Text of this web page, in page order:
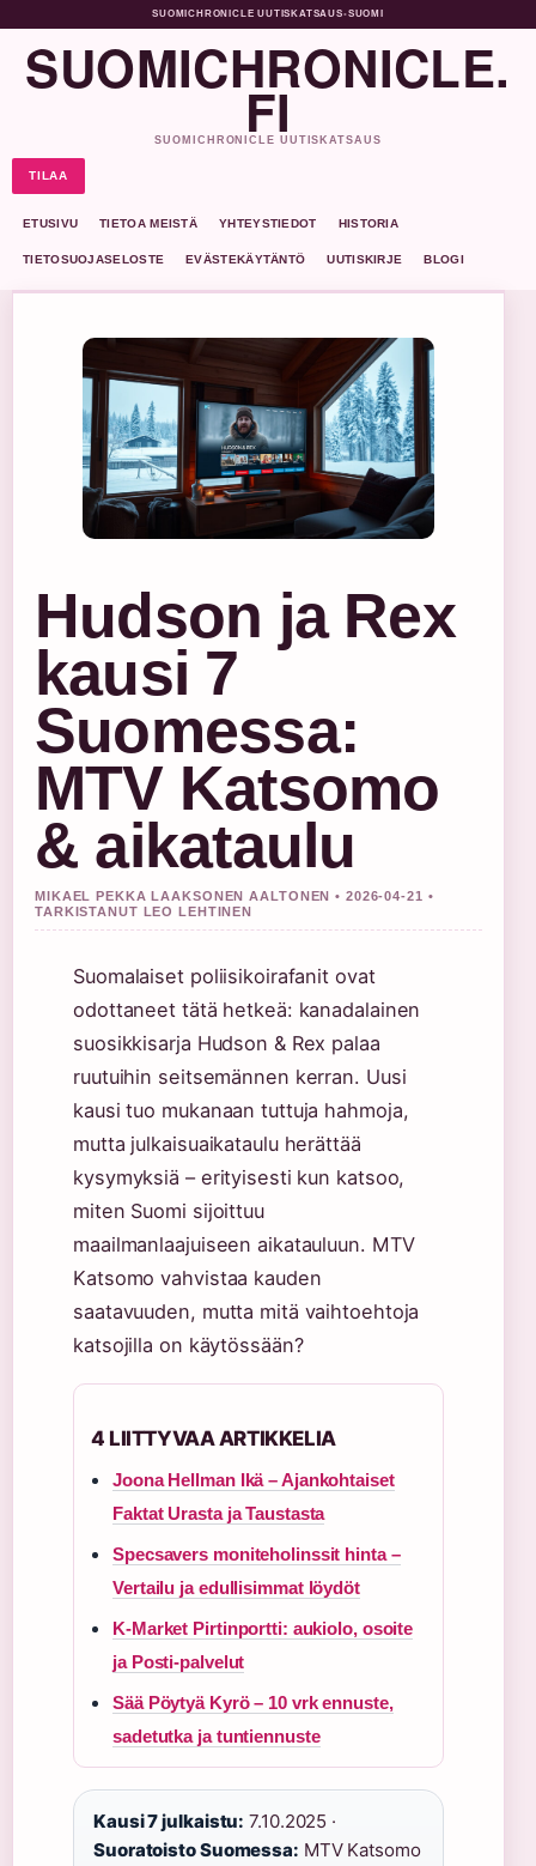
SUOMICHRONICLE UUTISKATSAUS•SUOMI
SUOMICHRONICLE.
FI
SUOMICHRONICLE UUTISKATSAUS
TILAA
ETUSIVU TIETOA MEISTÄ YHTEYSTIEDOT HISTORIA
TIETOSUOJASELOSTE EVÄSTEKÄYTÄNTÖ UUTISKIRJE BLOGI
Hudson ja Rex
kausi 7
Suomessa:
MTV Katsomo
& aikataulu
MIKAEL PEKKA LAAKSONEN AALTONEN • 2026-04-21 •
TARKISTANUT LEO LEHTINEN
Suomalaiset poliisikoirafanit ovat
odottaneet tätä hetkeä: kanadalainen
suosikkisarja Hudson & Rex palaa
ruutuihin seitsemännen kerran. Uusi
kausi tuo mukanaan tuttuja hahmoja,
mutta julkaisuaikataulu herättää
kysymyksiä – erityisesti kun katsoo,
miten Suomi sijoittuu
maailmanlaajuiseen aikatauluun. MTV
Katsomo vahvistaa kauden
saatavuuden, mutta mitä vaihtoehtoja
katsojilla on käytössään?
4 LIITTYVAA ARTIKKELIA
Joona Hellman Ikä – Ajankohtaiset
Faktat Urasta ja Taustasta
Specsavers moniteholinssit hinta –
Vertailu ja edullisimmat löydöt
K-Market Pirtinportti: aukiolo, osoite
ja Posti-palvelut
Sää Pöytyä Kyrö – 10 vrk ennuste,
sadetutka ja tuntiennuste
Kausi 7 julkaistu: 7.10.2025 ·
Suoratoisto Suomessa: MTV Katsomo